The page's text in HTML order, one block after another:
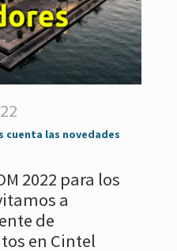
cuenta las novedades
2022 para los
a
de
en Cintel